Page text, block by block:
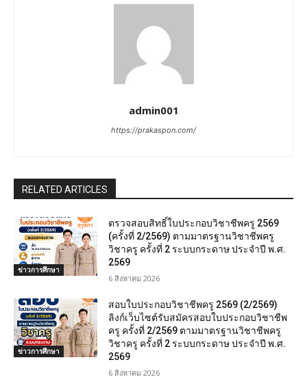
admin001
https://prakaspon.com/
RELATED ARTICLES
ข่าวการศึกษา
ตรวจสอบสิทธิ์ใบประกอบวิชาชีพครู 2569
(ครั้งที่ 2/2569) ตามมาตรฐานวิชาชีพครู
วิชาครู ครั้งที่ 2 ระบบกระดาษ ประจำปี พ.ศ.
2569
6 สิงหาคม 2026
ข่าวการศึกษา
สอบใบประกอบวิชาชีพครู 2569 (2/2569)
ลิงก์เว็บไซต์รับสมัครสอบใบประกอบวิชาชีพ
ครู ครั้งที่ 2/2569 ตามมาตรฐานวิชาชีพครู
วิชาครู ครั้งที่ 2 ระบบกระดาษ ประจำปี พ.ศ.
2569
6 สิงหาคม 2026